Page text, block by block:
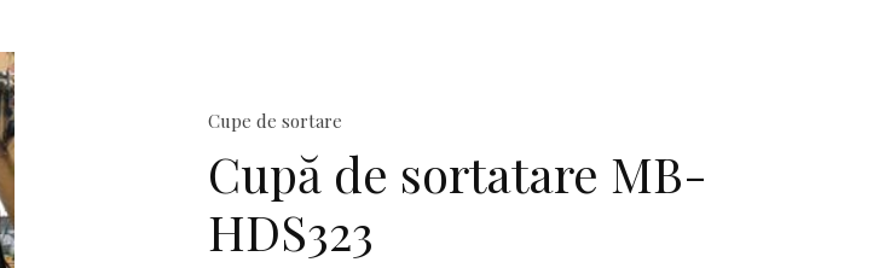
Cupe de sortare
Cupă de sortatare MB-
HDS323